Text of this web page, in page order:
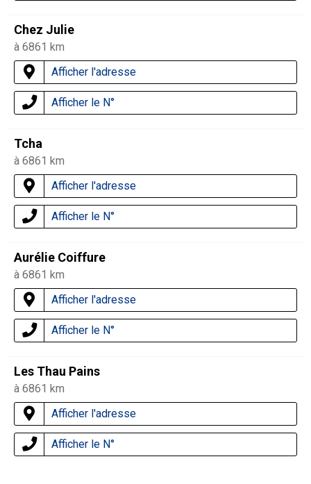
Chez Julie
à 6861 km
Afficher l'adresse
Afficher le N°
Tcha
à 6861 km
Afficher l'adresse
Afficher le N°
Aurélie Coiffure
à 6861 km
Afficher l'adresse
Afficher le N°
Les Thau Pains
à 6861 km
Afficher l'adresse
Afficher le N°